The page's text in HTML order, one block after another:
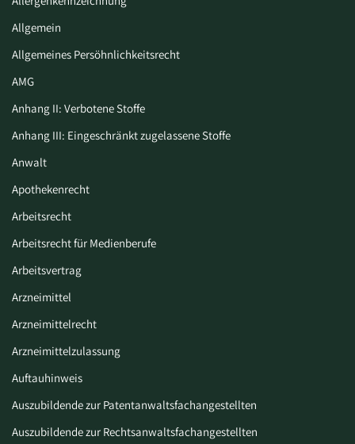
Allgemein
Allgemeines Persöhnlichkeitsrecht
AMG
Anhang II: Verbotene Stoffe
Anhang III: Eingeschränkt zugelassene Stoffe
Anwalt
Apothekenrecht
Arbeitsrecht
Arbeitsrecht für Medienberufe
Arbeitsvertrag
Arzneimittel
Arzneimittelrecht
Arzneimittelzulassung
Auftauhinweis
Auszubildende zur Patentanwaltsfachangestellten
Auszubildende zur Rechtsanwaltsfachangestellten